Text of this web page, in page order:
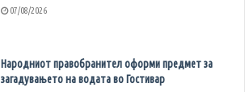
07/08/2026
Народниот правобранител оформи предмет за
загадувањето на водата во Гостивар